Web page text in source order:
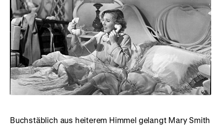
Buchstäblich aus heiterem Himmel gelangt Mary Smith